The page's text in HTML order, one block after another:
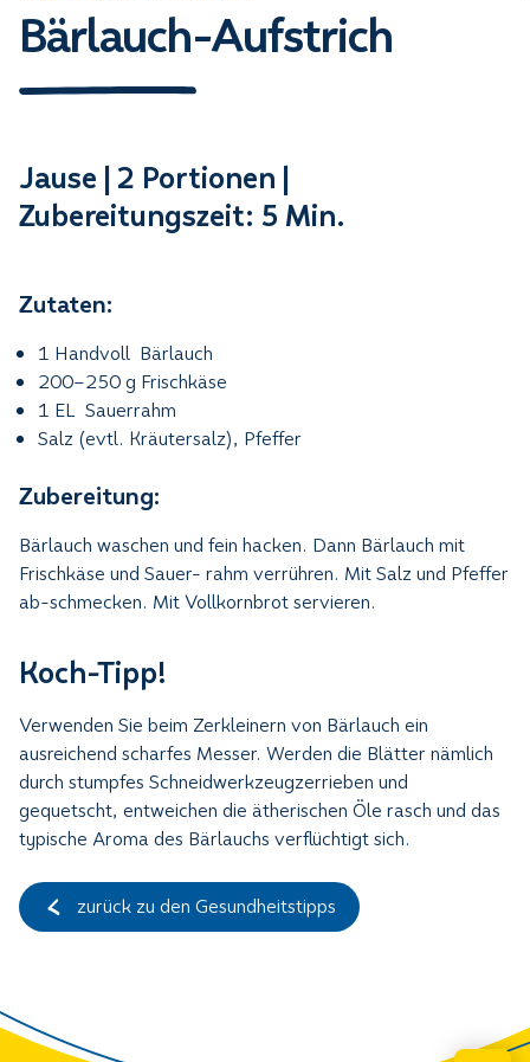
Bärlauch-Aufstrich
Jause | 2 Portionen |
Zubereitungszeit: 5 Min.
Zutaten:
1 Handvoll Bärlauch
200–250 g Frischkäse
1 EL Sauerrahm
Salz (evtl. Kräutersalz), Pfeffer
Zubereitung:
Bärlauch waschen und fein hacken. Dann Bärlauch mit
Frischkäse und Sauer- rahm verrühren. Mit Salz und Pfeffer
ab-schmecken. Mit Vollkornbrot servieren.
Koch-Tipp!
Verwenden Sie beim Zerkleinern von Bärlauch ein
ausreichend scharfes Messer. Werden die Blätter nämlich
durch stumpfes Schneidwerkzeugzerrieben und
gequetscht, entweichen die ätherischen Öle rasch und das
typische Aroma des Bärlauchs verflüchtigt sich.
zurück zu den Gesundheitstipps